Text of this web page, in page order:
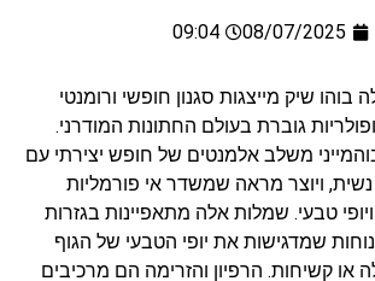
08/07/2025
09:04
בוהו שיק מייצגות סגנון חופשי ורומנטי
גוברת בעולם החתונות המודרני.
משלב אלמנטים של חופש יצירתי עם
נשית, ויוצר מראה שמשדר אי פורמליות
טבעי. שמלות אלה מתאפיינות בגזרות
שמדגישות את יופי הטבעי של הגוף
או קשיחות. הרפיון והזרימה הם מרכיבים